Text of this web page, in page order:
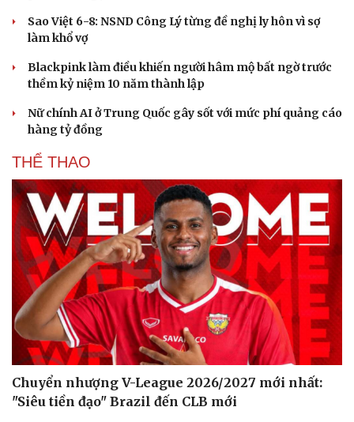
Sao Việt 6-8: NSND Công Lý từng đề nghị ly hôn vì sợ
làm khổ vợ
Blackpink làm điều khiến người hâm mộ bất ngờ trước
thềm kỷ niệm 10 năm thành lập
Nữ chính AI ở Trung Quốc gây sốt với mức phí quảng cáo
hàng tỷ đồng
THỂ THAO
Chuyển nhượng V-League 2026/2027 mới nhất:
"Siêu tiền đạo" Brazil đến CLB mới